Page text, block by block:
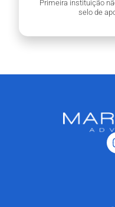
Primeira instituição
selo de